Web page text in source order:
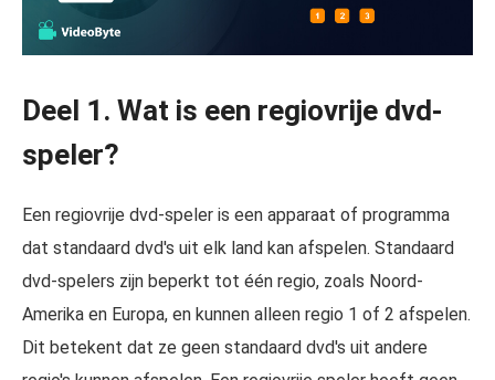
Deel 1. Wat is een regiovrije dvd-
speler?
Een regiovrije dvd-speler is een apparaat of programma
dat standaard dvd's uit elk land kan afspelen. Standaard
dvd-spelers zijn beperkt tot één regio, zoals Noord-
Amerika en Europa, en kunnen alleen regio 1 of 2 afspelen.
Dit betekent dat ze geen standaard dvd's uit andere